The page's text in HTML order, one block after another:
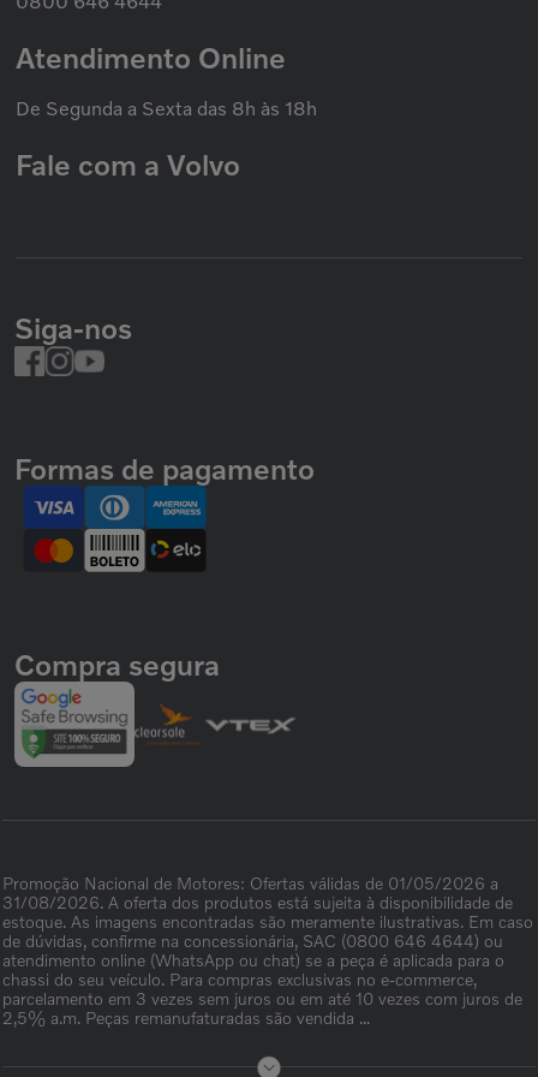
Atendimento Online
De Segunda a Sexta das 8h às 18h
Fale com a Volvo
Siga-nos
Formas de pagamento
Compra segura
Promoção Nacional de Motores: Ofertas válidas de 01/05/2026 a
31/08/2026. A oferta dos produtos está sujeita à disponibilidade de
estoque. As imagens encontradas são meramente ilustrativas. Em caso
de dúvidas, confirme na concessionária, SAC (0800 646 4644) ou
atendimento online (WhatsApp ou chat) se a peça é aplicada para o
chassi do seu veículo. Para compras exclusivas no e-commerce,
parcelamento em 3 vezes sem juros ou em até 10 vezes com juros de
2,5% a.m. Peças remanufaturadas são vendida ...